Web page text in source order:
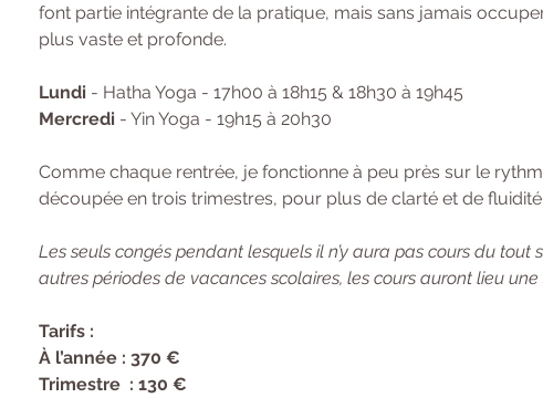
font partie intégrante de la pratique, mais sans jamais
plus vaste et profonde.
Lundi - Hatha Yoga - 17h00 à 18h15 & 18h30 à 19h45
Mercredi - Yin Yoga - 19h15 à 20h30
Comme chaque rentrée, je fonctionne à peu près sur le
découpée en trois trimestres, pour plus de clarté et de
Les seuls congés pendant lesquels il n’y aura pas cours du
autres périodes de vacances scolaires, les cours auront lieu
Tarifs :
À l’année : 370 €
Trimestre  : 130 €